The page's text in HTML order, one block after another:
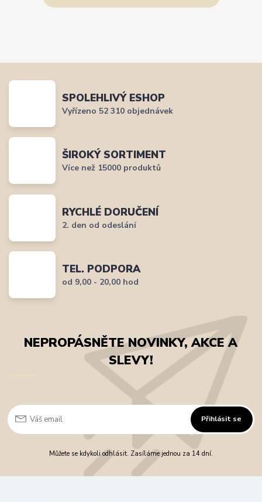
SPOLEHLIVÝ ESHOP
Vyřízeno 52 310 objednávek
ŠIROKÝ SORTIMENT
Více než 15000 produktů
RYCHLÉ DORUČENÍ
2. den od odeslání
TEL. PODPORA
od 9,00 - 20,00 hod
NEPROPÁSNĚTE NOVINKY, AKCE A
SLEVY!
Přihlásit se
Můžete se kdykoli odhlásit. Zasíláme jednou za 14 dní.